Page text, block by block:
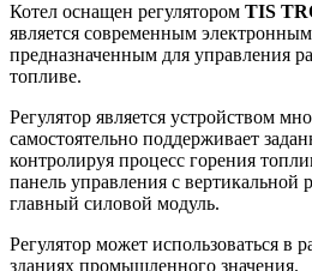
Котел оснащен регулятором TIS
является современным
предназначенным для управления
топливе.
Регулятор является устройством
самостоятельно поддерживает
контролируя процесс горения
панель управления с вертикальной
главный силовой модуль.
Регулятор может использоваться в
зданиях промышленного значения.